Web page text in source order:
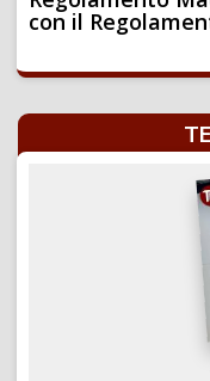
con il